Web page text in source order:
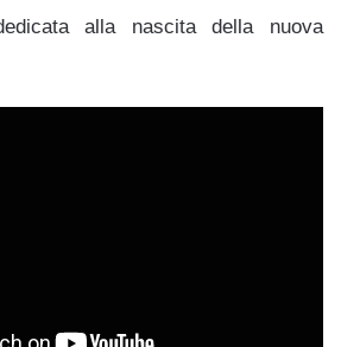
alla nascita della nuova